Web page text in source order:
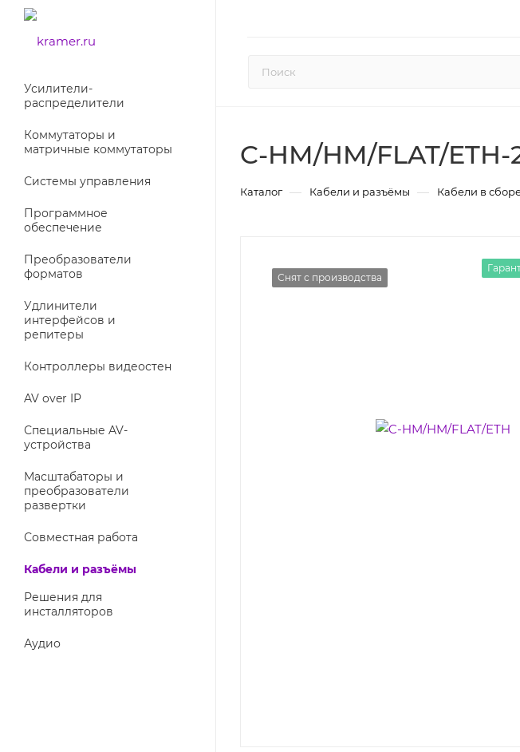
Усилители-
раcпределители
Коммутаторы и
матричные коммутаторы
Системы управления
Программное
обеспечение
Преобразователи
форматов
Удлинители
интерфейсов и
репитеры
Контроллеры видеостен
AV over IP
Специальные AV-
устройства
Масштабаторы и
преобразователи
развертки
Совместная работа
Кабели и разъёмы
Решения для
инсталляторов
Аудио
C-HM/HM/FLAT/ETH-
Каталог — Кабели и разъёмы — Кабели в
Снят с производства